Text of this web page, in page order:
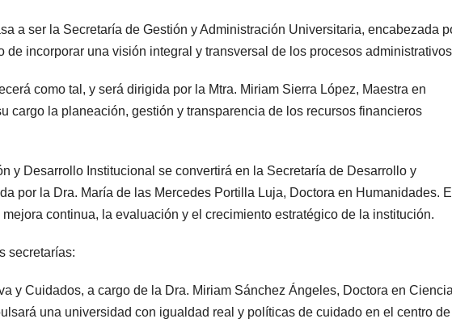
a ser la Secretaría de Gestión y Administración Universitaria, encabezada
de incorporar una visión integral y transversal de los procesos
como tal, y será dirigida por la Mtra. Miriam Sierra López, Maestra en
cargo la planeación, gestión y transparencia de los recursos financieros
y Desarrollo Institucional se convertirá en la Secretaría de Desarrollo y
por la Dra. María de las Mercedes Portilla Luja, Doctora en Humanidades.
continua, la evaluación y el crecimiento estratégico de la institución.
secretarías:
y Cuidados, a cargo de la Dra. Miriam Sánchez Ángeles, Doctora en
una universidad con igualdad real y políticas de cuidado en el centro de